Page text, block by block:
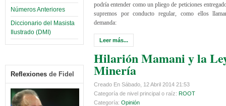
Números Anteriores
Diccionario del Masista
Ilustrado (DMI)
Reflexiones de Fidel
podría entender como un pliego de peticiones
supremos por conducto regular, como ellos
demanda:
Leer más...
Hilarión Mamani y la
Minería
Creado En Sábado, 12 Abril 2014 21:53
Categoría de nivel principal o raíz: ROOT
Categoría: Opinión